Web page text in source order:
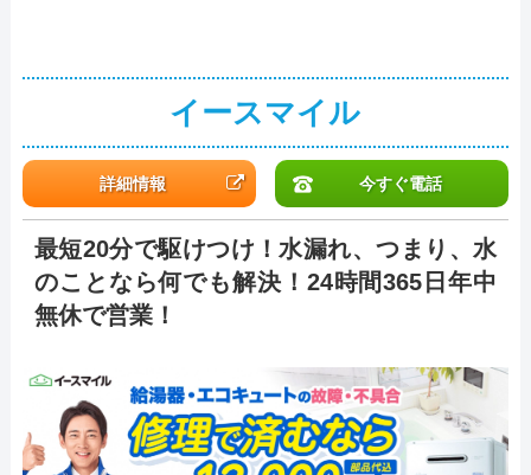
イースマイル
詳細情報 今すぐ電話
最短20分で駆けつけ！水漏れ、つまり、水
のことなら何でも解決！24時間365日年中
無休で営業！